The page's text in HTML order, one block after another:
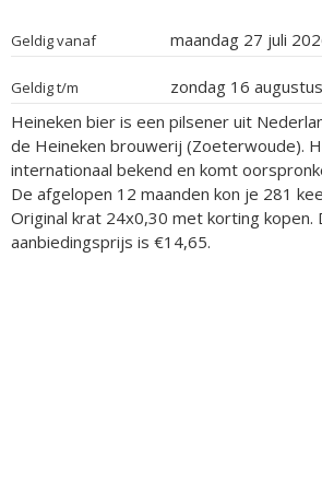
Geldig vanaf maandag 27 juli
Geldig t/m
zondag 16
Heineken bier is een pilsener uit
de Heineken brouwerij (Zoeterwoude).
internationaal bekend en komt
De afgelopen 12 maanden kon je 281
Original krat 24x0,30 met korting kopen.
aanbiedingsprijs is €14,65.